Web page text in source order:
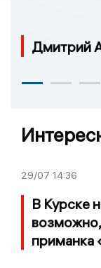
Дмитрий
29/07 14:36
В Курске
приманка